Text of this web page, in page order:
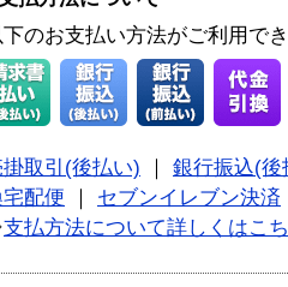
下のお支払い方法がご利用で
取引(後払い)
銀行振込(後
配便
セブンイレブン決済
支払方法について詳しくはこ